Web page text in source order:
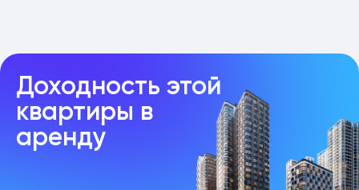
Доходность этой
квартиры в
аренду